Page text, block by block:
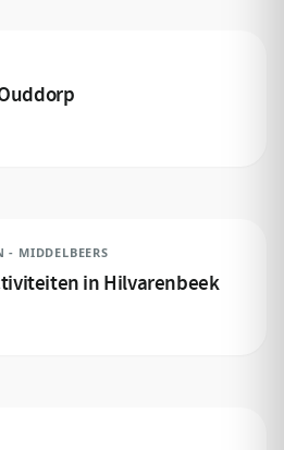
- MIDDELBEERS
in Hilvarenbeek